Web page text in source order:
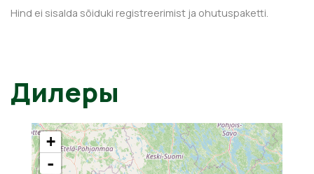
Hind ei sisalda sõiduki registreerimist ja ohutuspaketti.
Дилеры
+
-